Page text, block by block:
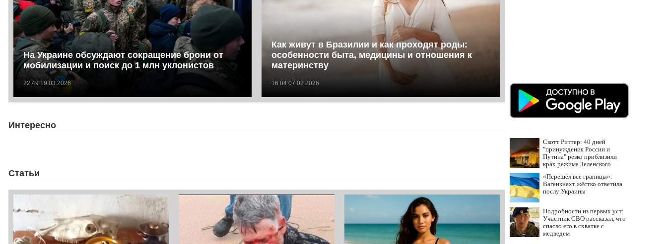
На Украине обсуждают сокращение брони от
мобилизации и поиск до 1 млн уклонистов
22:49 19.03.2026
Как живут в Бразилии и как проходят роды:
особенности быта, медицины и отношения к
материнству
16:04 07.02.2026
Интересно
Статьи
Скотт Риттер: 40 дней
"принуждения России и
Путина" резко приблизили
крах режима Зеленского
«Перешёл все границы»:
Вагенкнехт жёстко ответила
послу Украины
Подробности из первых уст:
Участник СВО рассказал, что
спасло его в схватке с
медведем